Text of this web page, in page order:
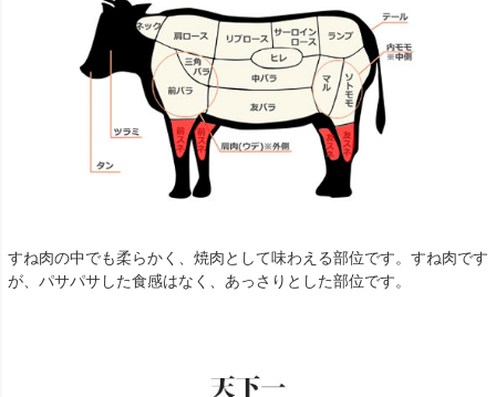
すね肉の中でも柔らかく、焼肉として味わえる部位です。すね肉です
が、パサパサした食感はなく、あっさりとした部位です。